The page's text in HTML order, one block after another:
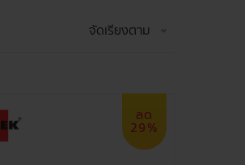
จัดเรียงตาม
ลด
29%